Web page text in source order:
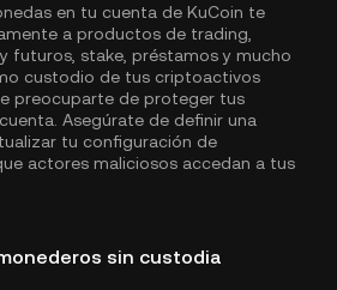
en tu cuenta de KuCoin te
a productos de trading,
futuros, stake, préstamos y mucho
custodio de tus criptoactivos
preocuparte de proteger tus
Asegúrate de definir una
tu configuración de
actores maliciosos accedan a tus
sin custodia